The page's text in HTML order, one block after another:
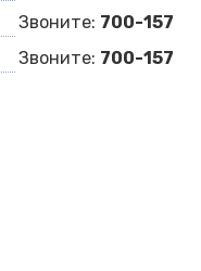
Звоните: 700-157
Звоните: 700-157